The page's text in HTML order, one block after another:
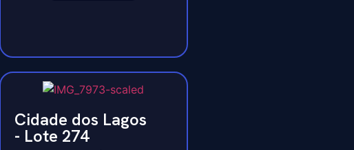
Cidade dos Lagos
- Lote 274